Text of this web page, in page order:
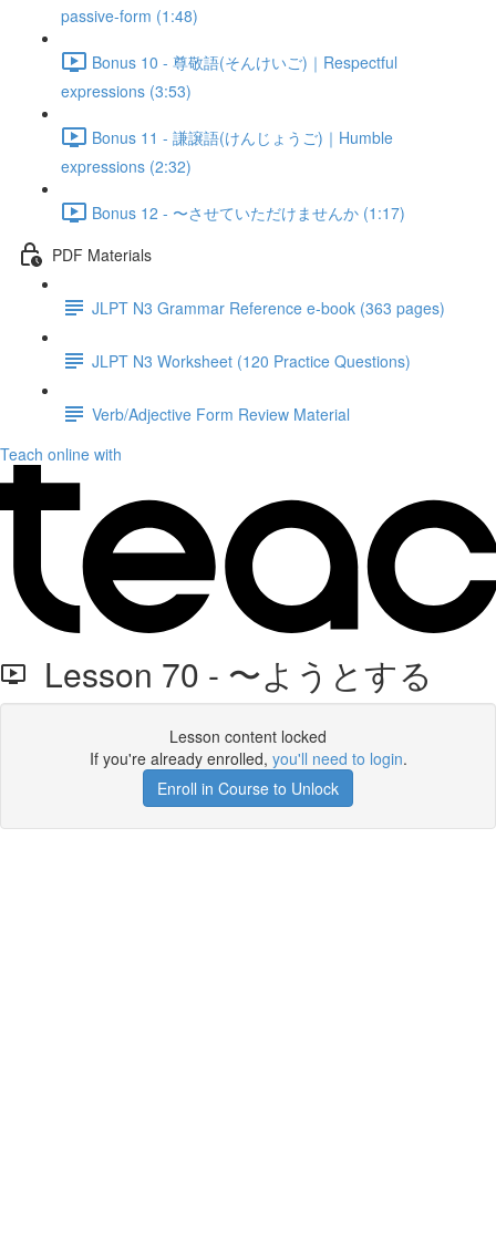
passive-form (1:48)
Bonus 10 - 尊敬語(そんけいご)｜Respectful
expressions (3:53)
Bonus 11 - 謙譲語(けんじょうご)｜Humble
expressions (2:32)
Bonus 12 - 〜させていただけませんか (1:17)
PDF Materials
JLPT N3 Grammar Reference e-book (363 pages)
JLPT N3 Worksheet (120 Practice Questions)
Verb/Adjective Form Review Material
Teach online with
Lesson 70 - 〜ようとする
Lesson content locked
If you're already enrolled, you'll need to login.
Enroll in Course to Unlock